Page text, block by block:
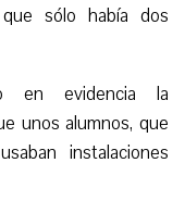
sólo había dos
en evidencia la
unos alumnos, que
instalaciones